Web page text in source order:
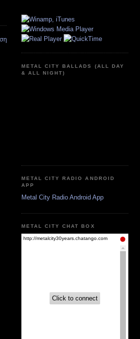
METAL CITY BALLADS (ALL DAY
& ALL NIGHT)
METAL CITY RADIO ANDROID
APP
Metal City Radio Android App
METAL CITY CHAT BOX